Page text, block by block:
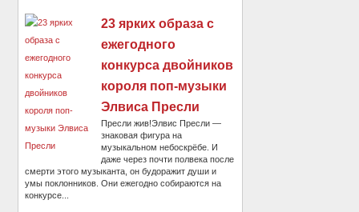
23 ярких образа с
ежегодного
конкурса двойников
короля поп-музыки
Элвиса Пресли
Пресли жив!Элвис Пресли —
знаковая фигура на
музыкальном небоскрёбе. И
даже через почти полвека после
смерти этого музыканта, он будоражит души и
умы поклонников. Они ежегодно собираются на
конкурсе...